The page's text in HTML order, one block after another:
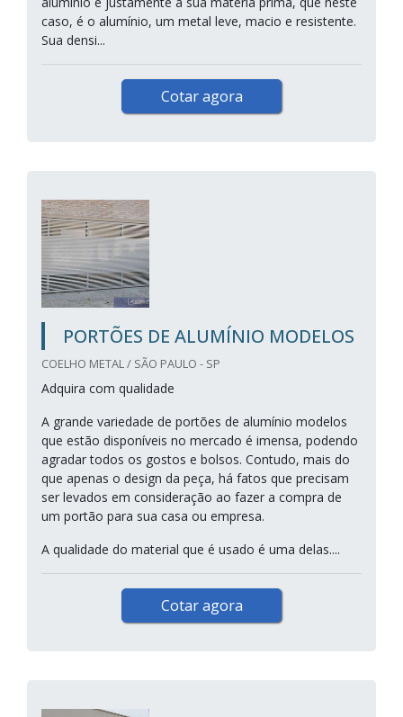
caso, é o alumínio, um metal leve, macio e resistente.
Sua densi...
Cotar agora
PORTÕES DE ALUMÍNIO MODELOS
COELHO METAL / SÃO PAULO - SP
Adquira com qualidade
A grande variedade de portões de alumínio modelos
que estão disponíveis no mercado é imensa, podendo
agradar todos os gostos e bolsos. Contudo, mais do
que apenas o design da peça, há fatos que precisam
ser levados em consideração ao fazer a compra de
um portão para sua casa ou empresa.
A qualidade do material que é usado é uma delas....
Cotar agora